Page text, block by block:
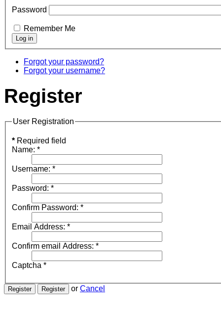
Password
Remember Me
Forgot your password?
Forgot your username?
Register
User Registration
* Required field
Name: *
Username: *
Password: *
Confirm Password: *
Email Address: *
Confirm email Address: *
Captcha *
or Cancel